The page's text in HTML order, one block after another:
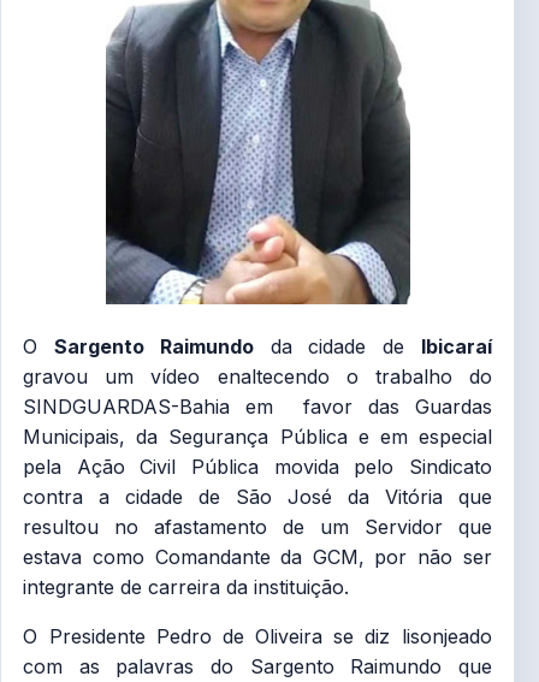
OSargento Raimundoda cidade de Ibicaraí
gravou um vídeo enaltecendo o trabalho do
SINDGUARDAS-Bahia em favor das Guardas
Municipais, da Segurança Pública e em especial
pela Ação Civil Pública movida pelo Sindicato
contra a cidade de São José da Vitória que
resultou no afastamento de um Servidor que
estava como Comandante da GCM, por não ser
integrante de carreira da instituição.
O Presidente Pedro de Oliveira se diz lisonjeado
com as palavras do Sargento Raimundo que